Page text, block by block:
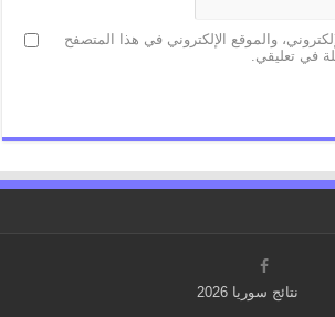
والموقع الإلكتروني في هذا المتصفح
في تعليقي.
نتائج سوريا 2026